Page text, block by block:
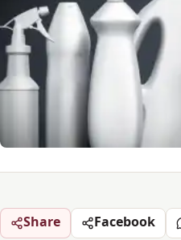
Share Facebook